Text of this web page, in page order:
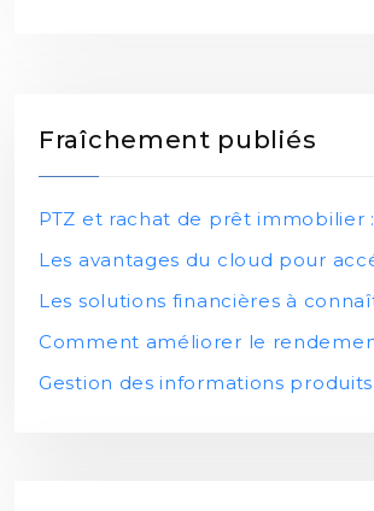
Fraîchement publiés
PTZ et rachat de prêt immobilier
Les avantages du cloud pour
Les solutions financières à
Comment améliorer le
Gestion des informations